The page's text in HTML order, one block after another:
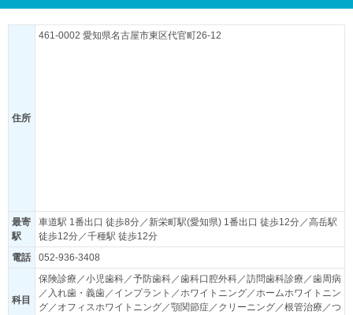
住所
461-0002 愛知県名古屋市東区代官町26-12
最寄
駅
車道駅 1番出口 徒歩8分／新栄町駅(愛知県) 1番出口 徒歩12分／高岳駅
徒歩12分／千種駅 徒歩12分
電話
052-936-3408
科目
保険診療／小児歯科／予防歯科／歯科口腔外科／訪問歯科診療／歯周病
／入れ歯・義歯／インプラント／ホワイトニング／ホームホワイトニン
グ／オフィスホワイトニング／顎関節症／クリーニング／根管治療／つ